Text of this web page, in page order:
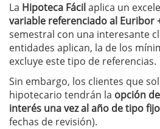
La Hipoteca Fácilaplica un
variable referenciado al Euribor
semestral con una interesante
entidades aplican, la de los
excluye este tipo de referencias.
Sin embargo, los clientes que
hipotecario tendrán la opción
interés una vez al año de tipo
fechas de revisión).